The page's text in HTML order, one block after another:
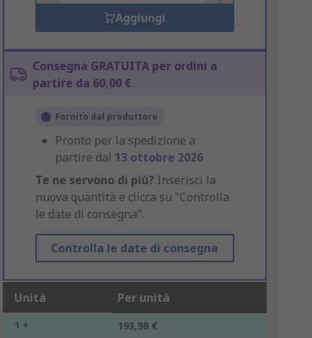
Aggiungi
Consegna GRATUITA per ordini a
partire da 60,00 €
Fornito dal produttore
Pronto per la spedizione a
partire dal 13 ottobre 2026
Te ne servono di più? Inserisci la
nuova quantità e clicca su "Controlla
le date di consegna".
Controlla le date di consegna
Unità Per unità
1 + 193,98 €